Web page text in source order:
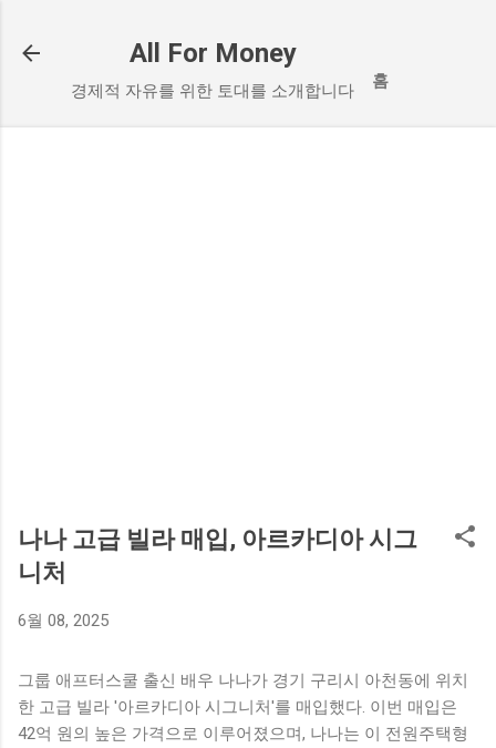
All For Money
경제적 자유를 위한 토대를 소개합니다 홈
나나 고급 빌라 매입, 아르카디아 시그
니처
6월 08, 2025
그룹 애프터스쿨 출신 배우 나나가 경기 구리시 아천동에 위치
한 고급 빌라 '아르카디아 시그니처'를 매입했다. 이번 매입은
42억 원의 높은 가격으로 이루어졌으며, 나나는 이 전원주택형